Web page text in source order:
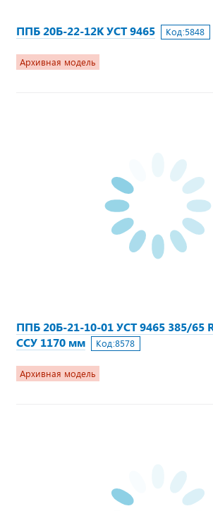
ППБ 20Б-22-12К УСТ 9465 Код:5848
Архивная модель
ППБ 20Б-21-10-01 УСТ 9465 385/65
ССУ 1170 мм
Код:8578
Архивная модель